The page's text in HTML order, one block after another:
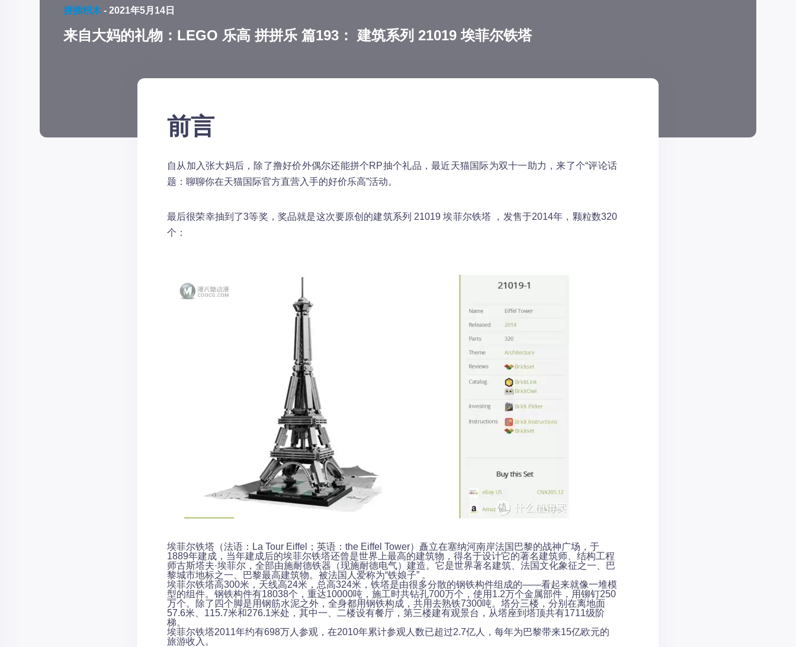
拼插积木 - 2021年5月14日
来自大妈的礼物：LEGO 乐高 拼拼乐 篇193： 建筑系列 21019 埃菲尔铁塔
前言
自从加入张大妈后，除了撸好价外偶尔还能拼个RP抽个礼品，最近天猫国际为双十一助力，来了个“评论话
题：聊聊你在天猫国际官方直营入手的好价乐高”活动。
最后很荣幸抽到了3等奖，奖品就是这次要原创的建筑系列 21019 埃菲尔铁塔 ，发售于2014年，颗粒数320
个：
埃菲尔铁塔（法语：La Tour Eiffel；英语：the Eiffel Tower）矗立在塞纳河南岸法国巴黎的战神广场，于
1889年建成，当年建成后的埃菲尔铁塔还曾是世界上最高的建筑物，得名于设计它的著名建筑师、结构工程
师古斯塔夫·埃菲尔，全部由施耐德铁器（现施耐德电气）建造。它是世界著名建筑、法国文化象征之一、巴
黎城市地标之一、巴黎最高建筑物。被法国人爱称为“铁娘子” 。
埃菲尔铁塔高300米，天线高24米，总高324米，铁塔是由很多分散的钢铁构件组成的——看起来就像一堆模
型的组件。钢铁构件有18038个，重达10000吨，施工时共钻孔700万个，使用1.2万个金属部件，用铆钉250
万个。除了四个脚是用钢筋水泥之外，全身都用钢铁构成，共用去熟铁7300吨。塔分三楼，分别在离地面
57.6米、115.7米和276.1米处，其中一、二楼设有餐厅，第三楼建有观景台，从塔座到塔顶共有1711级阶
梯。
埃菲尔铁塔2011年约有698万人参观，在2010年累计参观人数已超过2.7亿人，每年为巴黎带来15亿欧元的
旅游收入。